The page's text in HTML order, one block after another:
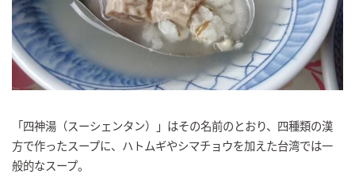
「四神湯（スーシェンタン）」はその名前のとおり、四種類の漢
方で作ったスープに、ハトムギやシマチョウを加えた台湾では一
般的なスープ。